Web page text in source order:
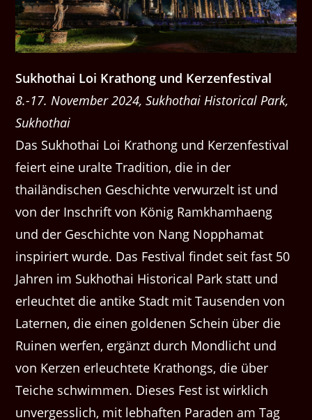
Sukhothai Loi Krathong und Kerzenfestival
8.-17. November 2024, Sukhothai Historical Park,
Sukhothai
Das Sukhothai Loi Krathong und Kerzenfestival
feiert eine uralte Tradition, die in der
thailändischen Geschichte verwurzelt ist und
von der Inschrift von König Ramkhamhaeng
und der Geschichte von Nang Nopphamat
inspiriert wurde. Das Festival findet seit fast 50
Jahren im Sukhothai Historical Park statt und
erleuchtet die antike Stadt mit Tausenden von
Laternen, die einen goldenen Schein über die
Ruinen werfen, ergänzt durch Mondlicht und
von Kerzen erleuchtete Krathongs, die über
Teiche schwimmen. Dieses Fest ist wirklich
unvergesslich, mit lebhaften Paraden am Tag